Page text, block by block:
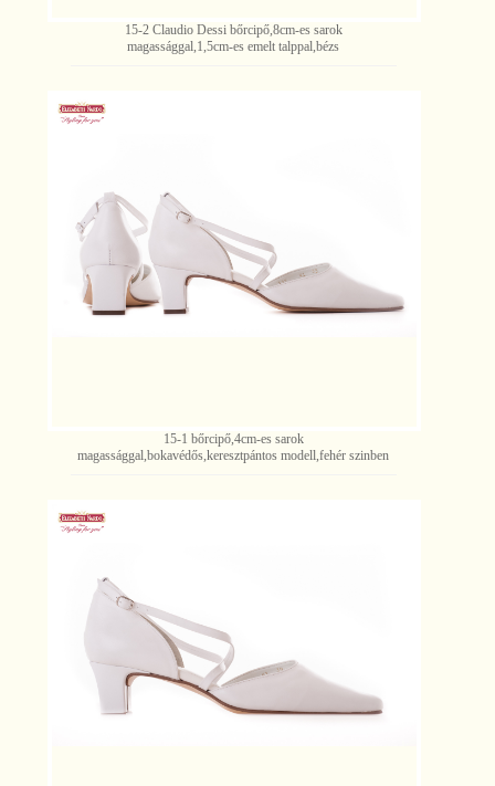
15-2 Claudio Dessi bőrcipő,8cm-es sarok
magassággal,1,5cm-es emelt talppal,bézs
15-1 bőrcipő,4cm-es sarok
magassággal,bokavédős,keresztpántos modell,fehér szinben